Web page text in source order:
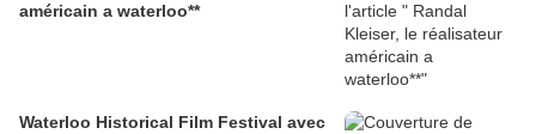
américain a waterloo**
Waterloo Historical Film Festival avec